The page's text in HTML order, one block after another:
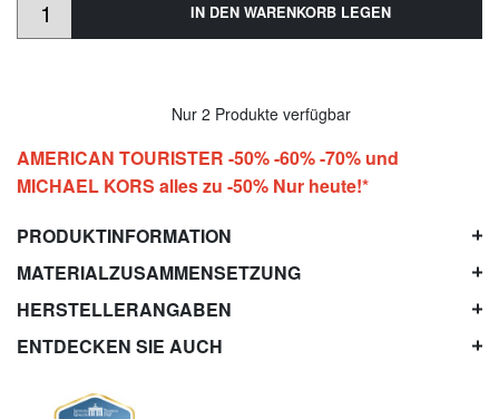
IN DEN WARENKORB LEGEN
Nur 2 Produkte verfügbar
AMERICAN TOURISTER -50% -60% -70% und
MICHAEL KORS alles zu -50% Nur heute!*
PRODUKTINFORMATION
MATERIALZUSAMMENSETZUNG
HERSTELLERANGABEN
ENTDECKEN SIE AUCH